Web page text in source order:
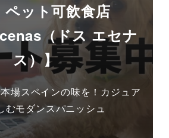
ット可飲食店
（ドス エセナ
ス）】
場スペインの味を！カジュア
むモダンスパニッシュ